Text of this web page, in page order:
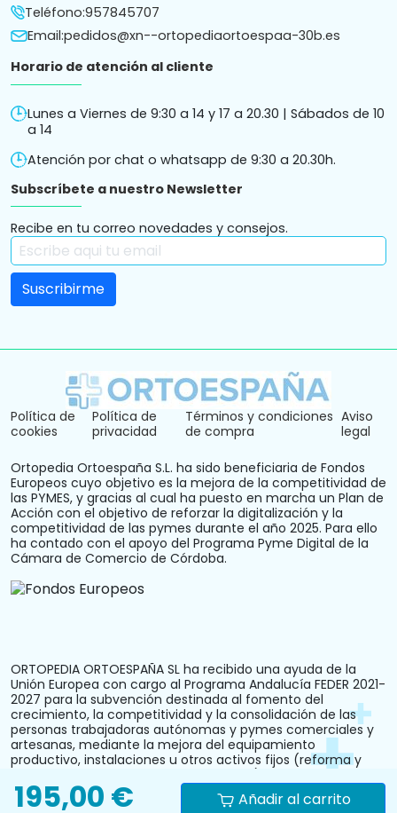
Teléfono:957845707
Email:pedidos@xn--ortopediaortoespaa-30b.es
Horario de atención al cliente
Lunes a Viernes de 9:30 a 14 y 17 a 20.30 | Sábados de 10
a 14
Atención por chat o whatsapp de 9:30 a 20.30h.
Subscríbete a nuestro Newsletter
Recibe en tu correo novedades y consejos.
Política de
cookies
Política de
privacidad
Términos y condiciones
de compra
Aviso
legal
Ortopedia Ortoespaña S.L. ha sido beneficiaria de Fondos
Europeos cuyo objetivo es la mejora de la competitividad de
las PYMES, y gracias al cual ha puesto en marcha un Plan de
Acción con el objetivo de reforzar la digitalización y la
competitividad de las pymes durante el año 2025. Para ello
ha contado con el apoyo del Programa Pyme Digital de la
Cámara de Comercio de Córdoba.
ORTOPEDIA ORTOESPAÑA SL ha recibido una ayuda de la
Unión Europea con cargo al Programa Andalucía FEDER 2021-
2027 para la subvención destinada al fomento del
crecimiento, la competitividad y la consolidación de las
personas trabajadoras autónomas y pymes comerciales y
artesanas, mediante la mejora del equipamiento
productivo, instalaciones u otros activos fijos (reforma y
acondicionamiento del local comercial). N.º Expediente:
PYM242024CO000000028.
195,00 € Añadir al carrito